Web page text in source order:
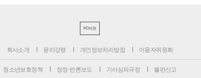
PC버전
회사소개 윤리강령 개인정보처리방침 이용자위원회
청소년보호정책 정정·반론보도 기사심의규정 불편신고